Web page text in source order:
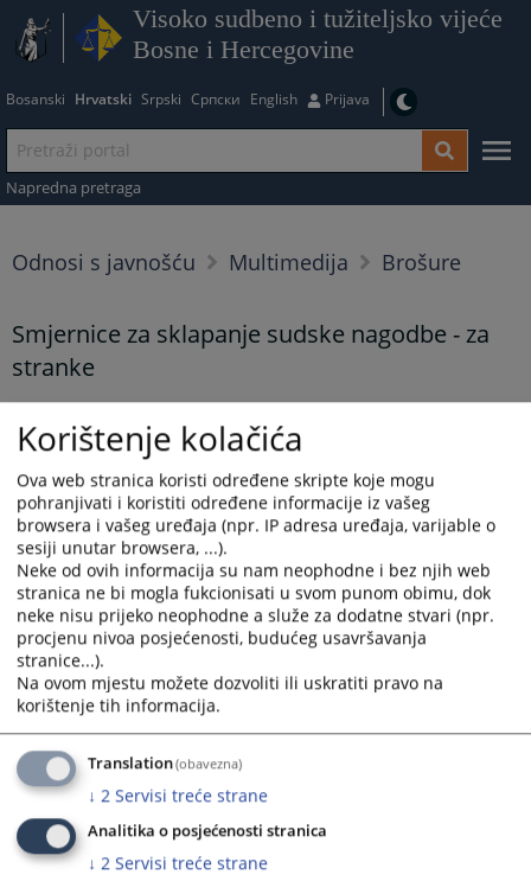
Visoko sudbeno i tužiteljsko vijeće
Bosne i Hercegovine
Bosanski Hrvatski Srpski Српски English Prijava
Napredna pretraga
Odnosi s javnošću Multimedija Brošure
Smjernice za sklapanje sudske nagodbe - za
stranke
Prikazana vijest je na
Vijest dostupna još na: Bosanski jezik Српски језик
Prateći dokumenti
VSTV Smjernice za postupanje stranaka HRV
648PREGLEDA
Korištenje kolačića
Ova web stranica koristi određene skripte koje mogu
pohranjivati i koristiti određene informacije iz vašeg
browsera i vašeg uređaja (npr. IP adresa uređaja, varijable o
sesiji unutar browsera, ...).
Neke od ovih informacija su nam neophodne i bez njih web
stranica ne bi mogla fukcionisati u svom punom obimu, dok
neke nisu prijeko neophodne a služe za dodatne stvari (npr.
procjenu nivoa posjećenosti, budućeg usavršavanja
stranice...).
Na ovom mjestu možete dozvoliti ili uskratiti pravo na
korištenje tih informacija.
Translation(obavezna)
↓ 2 Servisi treće strane
Analitika o posjećenosti stranica
↓ 2 Servisi treće strane